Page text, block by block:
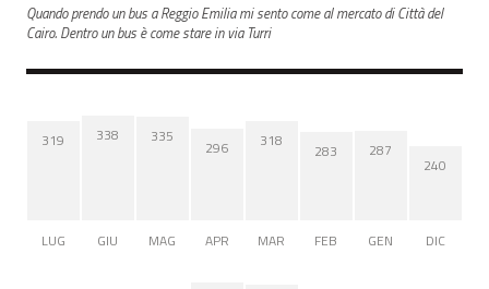
Quando prendo un bus a Reggio Emilia mi sento come al mercato di Città del
Cairo. Dentro un bus è come stare in via Turri
319
LUG
338
GIU
335
MAG
296
APR
318
MAR
283
FEB
287
GEN
240
DIC